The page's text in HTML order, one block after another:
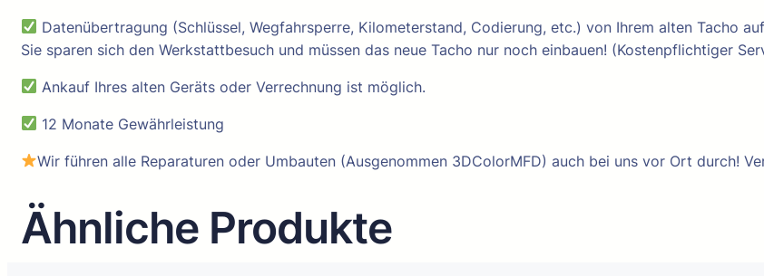
Datenübertragung (Schlüssel, Wegfahrsperre, Kilometerstand, Codierung, etc.) von Ihrem alten Tacho
Sie sparen sich den Werkstattbesuch und müssen das neue Tacho nur noch einbauen! (Kostenpflichtiger
Ankauf Ihres alten Geräts oder Verrechnung ist möglich.
12 Monate Gewährleistung
Wir führen alle Reparaturen oder Umbauten (Ausgenommen 3DColorMFD) auch bei uns vor Ort durch!
Ähnliche Produkte